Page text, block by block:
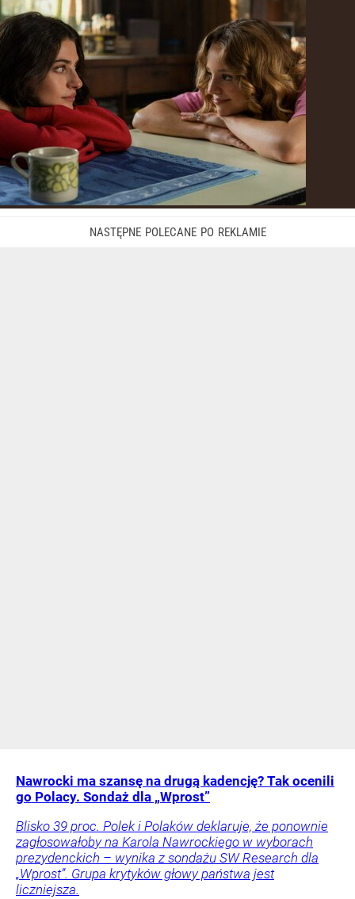
Nawrocki ma szansę na drugą kadencję? Tak ocenili
go Polacy. Sondaż dla „Wprost”
Blisko 39 proc. Polek i Polaków deklaruje, że ponownie
zagłosowałoby na Karola Nawrockiego w wyborach
prezydenckich – wynika z sondażu SW Research dla
„Wprost”. Grupa krytyków głowy państwa jest
liczniejsza.